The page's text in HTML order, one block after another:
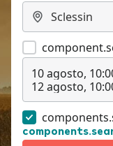
10 agosto,
12 agosto,